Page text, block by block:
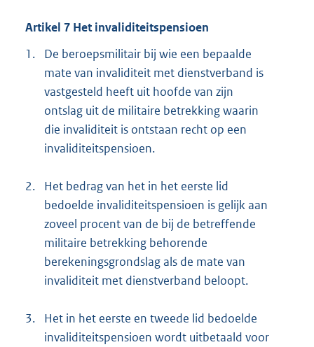
Artikel 7 Het invaliditeitspensioen
1.
De beroepsmilitair bij wie een bepaalde
mate van invaliditeit met dienstverband is
vastgesteld heeft uit hoofde van zijn
ontslag uit de militaire betrekking waarin
die invaliditeit is ontstaan recht op een
invaliditeitspensioen.
2.
Het bedrag van het in het eerste lid
bedoelde invaliditeitspensioen is gelijk aan
zoveel procent van de bij de betreffende
militaire betrekking behorende
berekeningsgrondslag als de mate van
invaliditeit met dienstverband beloopt.
3.
Het in het eerste en tweede lid bedoelde
invaliditeitspensioen wordt uitbetaald voor